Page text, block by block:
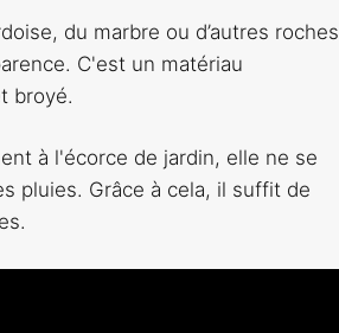
du marbre ou d’autres roches
C'est un matériau
broyé.
à l'écorce de jardin, elle ne se
pluies. Grâce à cela, il suffit de